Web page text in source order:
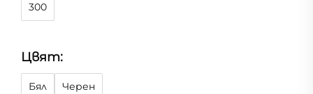
300
Цвят:
Бял Черен